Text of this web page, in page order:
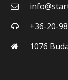
+36-20-
1076